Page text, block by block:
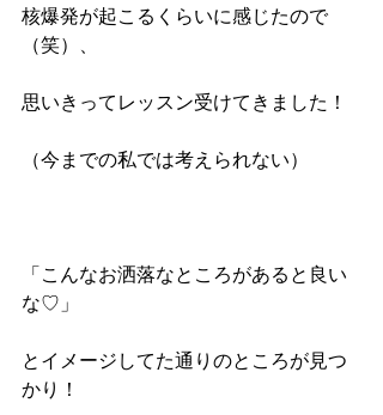
核爆発が起こるくらいに感じたので
（笑）、
思いきってレッスン受けてきました！
（今までの私では考えられない）
「こんなお洒落なところがあると良い
な♡」
とイメージしてた通りのところが見つ
かり！